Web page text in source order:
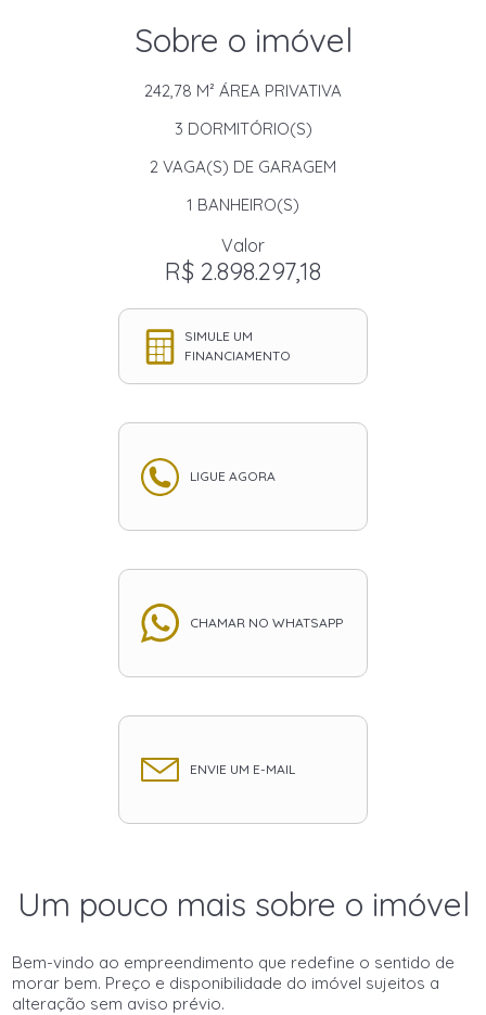
Sobre o imóvel
242,78 M² ÁREA PRIVATIVA
3 DORMITÓRIO(S)
2 VAGA(S) DE GARAGEM
1 BANHEIRO(S)
Valor
R$ 2.898.297,18
SIMULE UM
FINANCIAMENTO
LIGUE AGORA
CHAMAR NO WHATSAPP
ENVIE UM E-MAIL
Um pouco mais sobre o imóvel
Bem-vindo ao empreendimento que redefine o sentido de
morar bem. Preço e disponibilidade do imóvel sujeitos a
alteração sem aviso prévio.